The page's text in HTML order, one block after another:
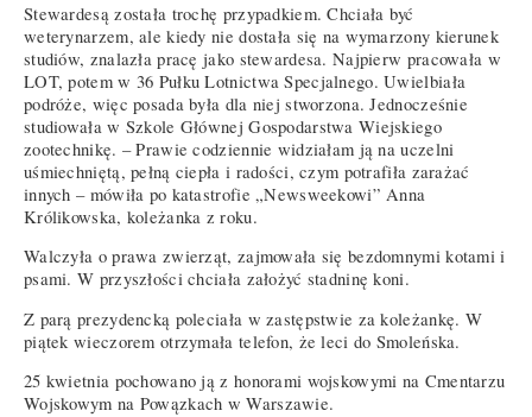
Stewardesą została trochę przypadkiem. Chciała być
weterynarzem, ale kiedy nie dostała się na wymarzony kierunek
studiów, znalazła pracę jako stewardesa. Najpierw pracowała w
LOT, potem w 36 Pułku Lotnictwa Specjalnego. Uwielbiała
podróże, więc posada była dla niej stworzona. Jednocześnie
studiowała w Szkole Głównej Gospodarstwa Wiejskiego
zootechnikę. – Prawie codziennie widziałam ją na uczelni
uśmiechniętą, pełną ciepła i radości, czym potrafiła zarażać
innych – mówiła po katastrofie „Newsweekowi” Anna
Królikowska, koleżanka z roku.
Walczyła o prawa zwierząt, zajmowała się bezdomnymi kotami i
psami. W przyszłości chciała założyć stadninę koni.
Z parą prezydencką poleciała w zastępstwie za koleżankę. W
piątek wieczorem otrzymała telefon, że leci do Smoleńska.
25 kwietnia pochowano ją z honorami wojskowymi na Cmentarzu
Wojskowym na Powązkach w Warszawie.